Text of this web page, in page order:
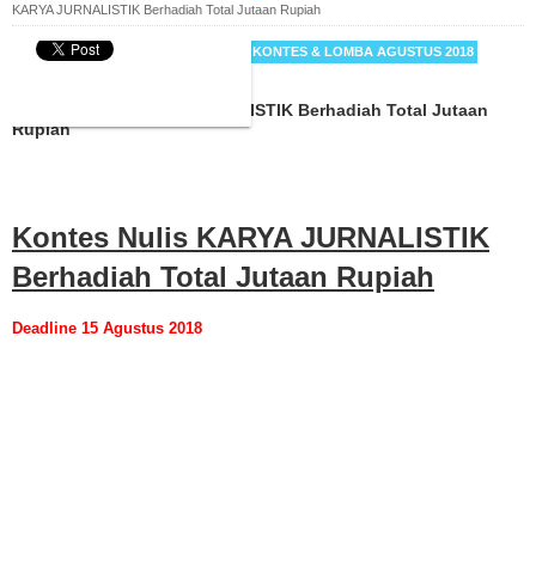
KARYA JURNALISTIK Berhadiah Total Jutaan Rupiah
BYWEBBUDI.COM
KONTES & LOMBA AGUSTUS 2018
Kontes Nulis KARYA JURNALISTIK Berhadiah Total Jutaan
Rupiah
Kontes Nulis KARYA JURNALISTIK
Berhadiah Total Jutaan Rupiah
Deadline 15 Agustus 2018